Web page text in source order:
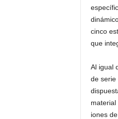
cinco
que
Al igual
de serie
iones